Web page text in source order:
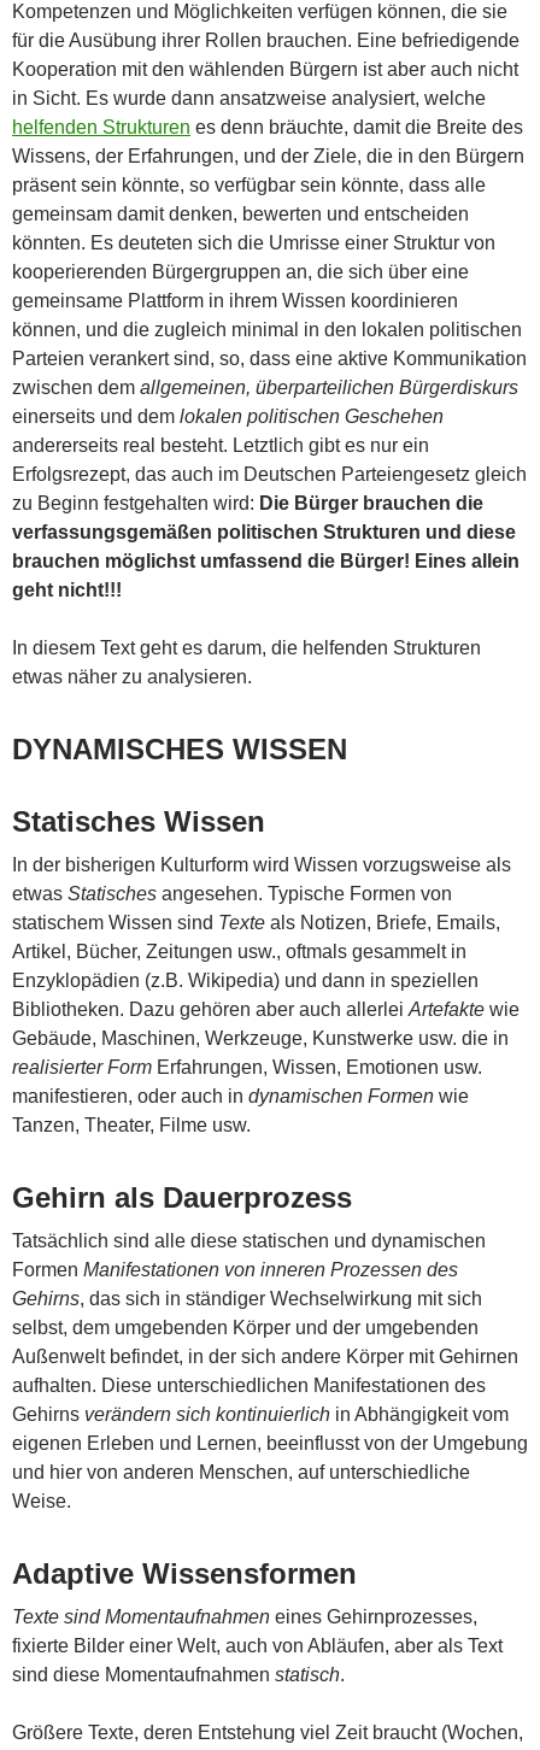
Kompetenzen und Möglichkeiten verfügen können, die sie
für die Ausübung ihrer Rollen brauchen. Eine befriedigende
Kooperation mit den wählenden Bürgern ist aber auch nicht
in Sicht. Es wurde dann ansatzweise analysiert, welche
helfenden Strukturen es denn bräuchte, damit die Breite des
Wissens, der Erfahrungen, und der Ziele, die in den Bürgern
präsent sein könnte, so verfügbar sein könnte, dass alle
gemeinsam damit denken, bewerten und entscheiden
könnten. Es deuteten sich die Umrisse einer Struktur von
kooperierenden Bürgergruppen an, die sich über eine
gemeinsame Plattform in ihrem Wissen koordinieren
können, und die zugleich minimal in den lokalen politischen
Parteien verankert sind, so, dass eine aktive Kommunikation
zwischen dem allgemeinen, überparteilichen Bürgerdiskurs
einerseits und dem lokalen politischen Geschehen
andererseits real besteht. Letztlich gibt es nur ein
Erfolgsrezept, das auch im Deutschen Parteiengesetz gleich
zu Beginn festgehalten wird: Die Bürger brauchen die
verfassungsgemäßen politischen Strukturen und diese
brauchen möglichst umfassend die Bürger! Eines allein
geht nicht!!!
In diesem Text geht es darum, die helfenden Strukturen
etwas näher zu analysieren.
DYNAMISCHES WISSEN
Statisches Wissen
In der bisherigen Kulturform wird Wissen vorzugsweise als
etwas Statisches angesehen. Typische Formen von
statischem Wissen sind Texte als Notizen, Briefe, Emails,
Artikel, Bücher, Zeitungen usw., oftmals gesammelt in
Enzyklopädien (z.B. Wikipedia) und dann in speziellen
Bibliotheken. Dazu gehören aber auch allerlei Artefakte wie
Gebäude, Maschinen, Werkzeuge, Kunstwerke usw. die in
realisierter Form Erfahrungen, Wissen, Emotionen usw.
manifestieren, oder auch in dynamischen Formen wie
Tanzen, Theater, Filme usw.
Gehirn als Dauerprozess
Tatsächlich sind alle diese statischen und dynamischen
Formen Manifestationen von inneren Prozessen des
Gehirns, das sich in ständiger Wechselwirkung mit sich
selbst, dem umgebenden Körper und der umgebenden
Außenwelt befindet, in der sich andere Körper mit Gehirnen
aufhalten. Diese unterschiedlichen Manifestationen des
Gehirns verändern sich kontinuierlich in Abhängigkeit vom
eigenen Erleben und Lernen, beeinflusst von der Umgebung
und hier von anderen Menschen, auf unterschiedliche
Weise.
Adaptive Wissensformen
Texte sind Momentaufnahmen eines Gehirnprozesses,
fixierte Bilder einer Welt, auch von Abläufen, aber als Text
sind diese Momentaufnahmen statisch.
Größere Texte, deren Entstehung viel Zeit braucht (Wochen,